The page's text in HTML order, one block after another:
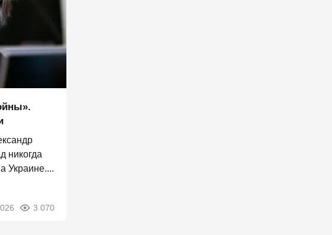
никогда
Украине....
3 070